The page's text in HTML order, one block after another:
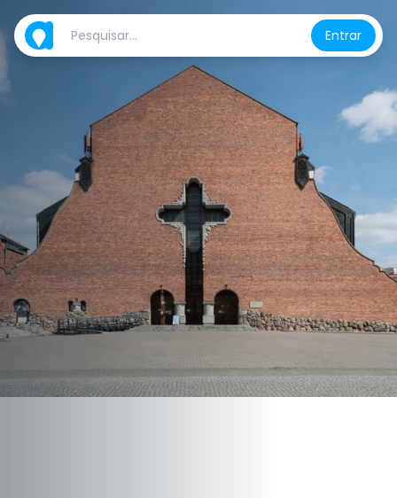
Entrar